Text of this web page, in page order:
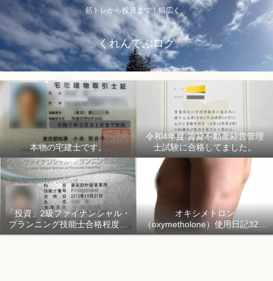
筋トレから投資まで！幅広く。
くれんでぶログ
本物の宅建士です。
令和4年度 賃貸不動産経営管理
士試験に合格してました。
「投資」2級ファイナンシャル・
プランニング技能士合格程度で
ようやく初心者「資産形成」
オキシメトロン
（oxymetholone）使用日記32日
目「骨格筋量増量開始150日目」